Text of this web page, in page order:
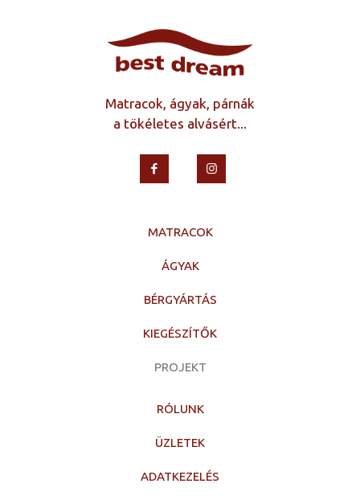
Matracok, ágyak, párnák
a tökéletes alvásért...
MATRACOK
ÁGYAK
BÉRGYÁRTÁS
KIEGÉSZÍTŐK
PROJEKT
RÓLUNK
ÜZLETEK
ADATKEZELÉS